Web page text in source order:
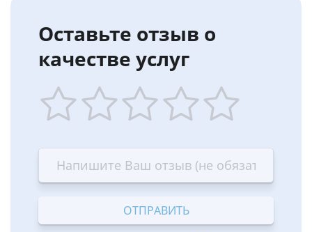
Оставьте отзыв о
качестве услуг
star
Terrible
stars
—
Bad
stars
—
OK
stars
—
Good
stars
—
Excellent